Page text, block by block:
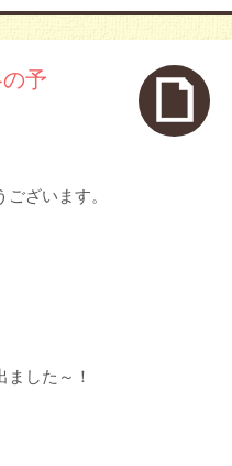
予
ざいます。
した～！